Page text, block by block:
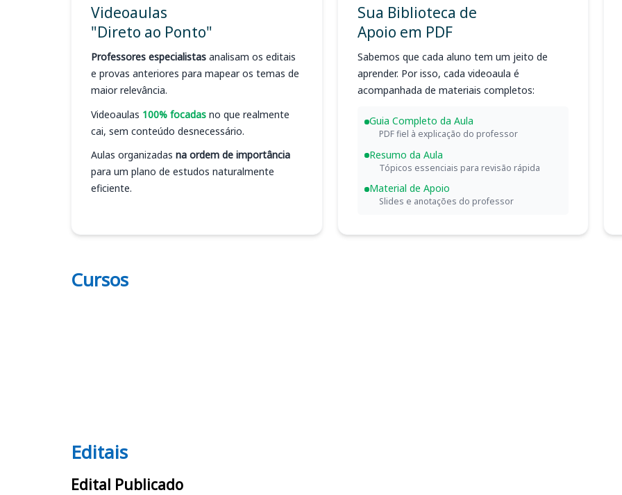
Videoaulas
"Direto ao Ponto"
Professores especialistas analisam os editais
e provas anteriores para mapear os temas de
maior relevância.
Videoaulas 100% focadas no que realmente
cai, sem conteúdo desnecessário.
Aulas organizadas na ordem de importância
para um plano de estudos naturalmente
eficiente.
Sua Biblioteca de
Apoio em PDF
Sabemos que cada aluno tem um jeito de
aprender. Por isso, cada videoaula é
acompanhada de materiais completos:
Guia Completo da Aula
PDF fiel à explicação do professor
Resumo da Aula
Tópicos essenciais para revisão rápida
Material de Apoio
Slides e anotações do professor
Cursos
Editais SEMSA AM
Editais
Edital Publicado